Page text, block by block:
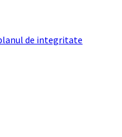
de integritate